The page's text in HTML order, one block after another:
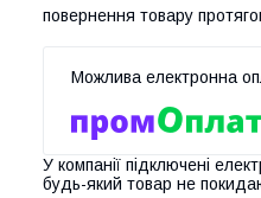
повернення товару
У компанії підключені
будь-який товар не